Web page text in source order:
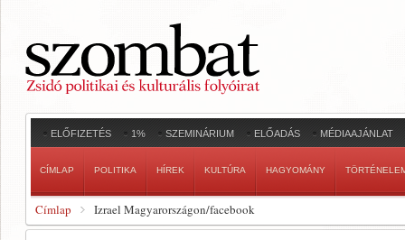
ELŐFIZETÉS 1% SZEMINÁRIUM ELŐADÁS MÉDIAAJÁNLAT
CÍMLAP POLITIKA HÍREK KULTÚRA HAGYOMÁNY
Címlap Izrael Magyarországon/facebook